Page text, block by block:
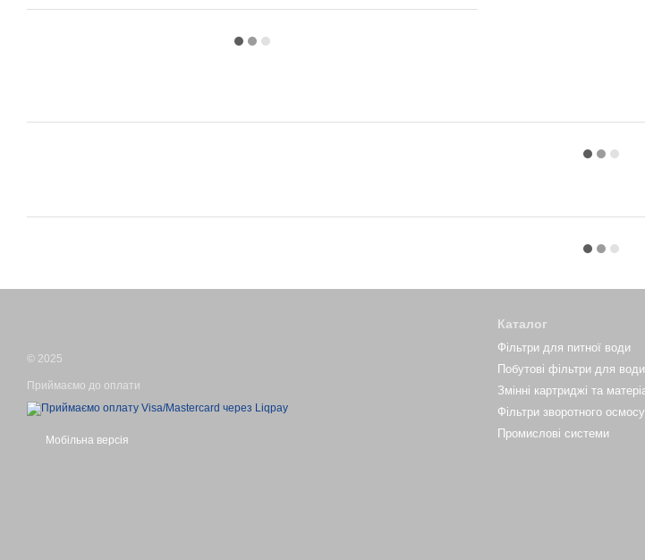
© 2025
Приймаємо до оплати
Мобільна версія
Каталог
Фільтри для питної води
Побутові фільтри для води
Змінні картриджі та
Фільтри зворотного
Промислові системи